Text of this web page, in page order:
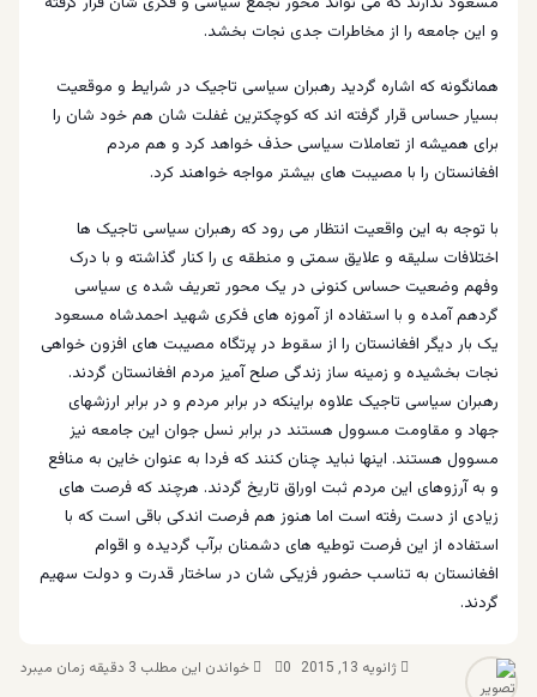
و این جامعه را از مخاطرات جدی نجات بخشد.
همانگونه که اشاره گردید رهبران سیاسی تاجیک در شرایط و موقعیت
بسیار حساس قرار گرفته اند که کوچکترین غفلت شان هم خود شان را
برای همیشه از تعاملات سیاسی حذف خواهد کرد و هم مردم
افغانستان را با مصیبت های بیشتر مواجه خواهند کرد.
با توجه به این واقعیت انتظار می رود که رهبران سیاسی تاجیک ها
اختلافات سلیقه و علایق سمتی و منطقه ی را کنار گذاشته و با درک
وفهم وضعیت حساس کنونی در یک محور تعریف شده ی سیاسی
گردهم آمده و با استفاده از آموزه های فکری شهید احمدشاه مسعود
یک بار دیگر افغانستان را از سقوط در پرتگاه مصیبت های افزون خواهی
نجات بخشیده و زمینه ساز زندگی صلح آمیز مردم افغانستان گردند.
رهبران سیاسی تاجیک علاوه براینکه در برابر مردم و در برابر ارزشهای
جهاد و مقاومت مسوول هستند در برابر نسل جوان این جامعه نیز
مسوول هستند. اینها نباید چنان کنند که فردا به عنوان خاین به منافع
و به آرزوهای این مردم ثبت اوراق تاریخ گردند. هرچند که فرصت های
زیادی از دست رفته است اما هنوز هم فرصت اندکی باقی است که با
استفاده از این فرصت توطیه های دشمنان برآب گردیده و اقوام
افغانستان به تناسب حضور فزیکی شان در ساختار قدرت و دولت سهیم
گردند.
ژانویه 13, 2015 0 خواندن این مطلب 3 دقیقه زمان میبرد